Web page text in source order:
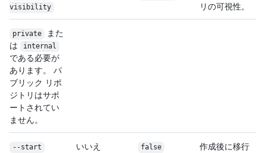
visibility
リの可視性。
private
また
は
internal
である必要が
あります。 パ
ブリック リポ
ジトリはサポ
ートされてい
ません。
--start いいえ false 作成後に移行